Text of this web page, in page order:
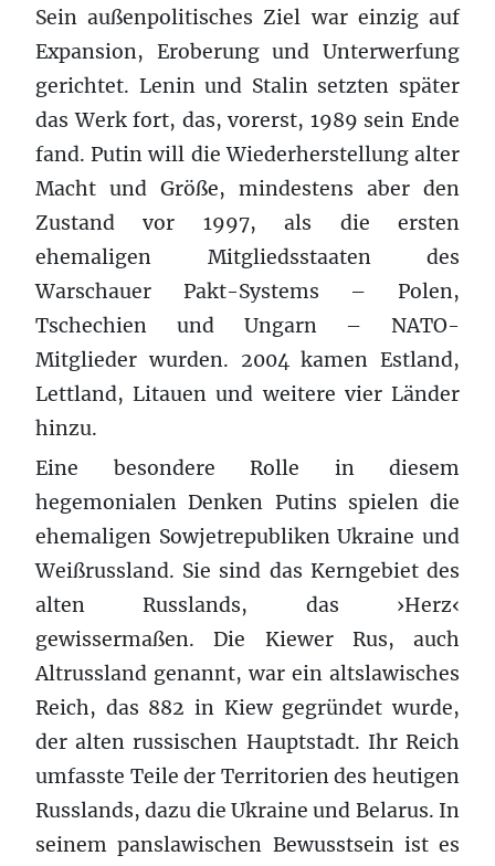
Sein außenpolitisches Ziel war einzig auf
Expansion, Eroberung und Unterwerfung
gerichtet. Lenin und Stalin setzten später
das Werk fort, das, vorerst, 1989 sein Ende
fand. Putin will die Wiederherstellung alter
Macht und Größe, mindestens aber den
Zustand vor 1997, als die ersten
ehemaligen Mitgliedsstaaten des
Warschauer Pakt-Systems – Polen,
Tschechien und Ungarn – NATO-
Mitglieder wurden. 2004 kamen Estland,
Lettland, Litauen und weitere vier Länder
hinzu.
Eine besondere Rolle in diesem
hegemonialen Denken Putins spielen die
ehemaligen Sowjetrepubliken Ukraine und
Weißrussland. Sie sind das Kerngebiet des
alten Russlands, das ›Herz‹
gewissermaßen. Die Kiewer Rus, auch
Altrussland genannt, war ein altslawisches
Reich, das 882 in Kiew gegründet wurde,
der alten russischen Hauptstadt. Ihr Reich
umfasste Teile der Territorien des heutigen
Russlands, dazu die Ukraine und Belarus. In
seinem panslawischen Bewusstsein ist es